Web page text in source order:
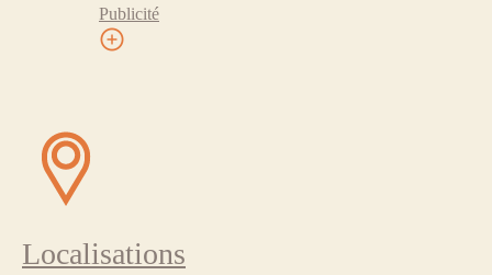
Publicité
Localisations